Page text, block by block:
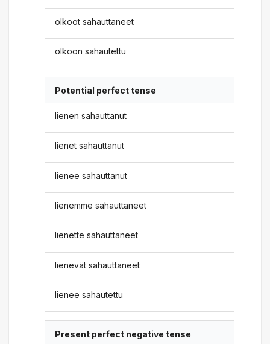
olkoot sahauttaneet
olkoon sahautettu
Potential perfect tense
lienen sahauttanut
lienet sahauttanut
lienee sahauttanut
lienemme sahauttaneet
lienette sahauttaneet
lienevät sahauttaneet
lienee sahautettu
Present perfect negative tense